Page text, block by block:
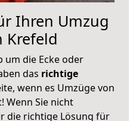
Ihren Umzug
Krefeld
um die Ecke oder
das richtige
wenn es Umzüge von
Wenn Sie nicht
die richtige Lösung für